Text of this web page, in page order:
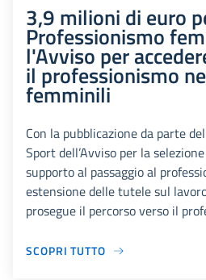
3,9 milioni di euro
Professionismo
l'Avviso per
il professionismo
femminili
Con la pubblicazione da parte
Sport dell’Avviso per la
supporto al passaggio al
estensione delle tutele sul
prosegue il percorso verso il
SCOPRI TUTTO